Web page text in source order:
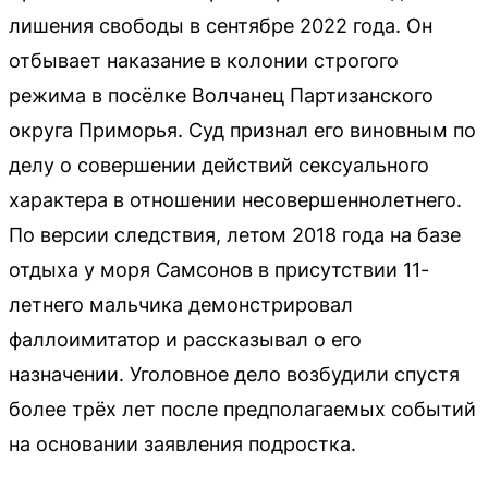
лишения свободы в сентябре 2022 года. Он
отбывает наказание в колонии строгого
режима в посёлке Волчанец Партизанского
округа Приморья. Суд признал его виновным по
делу о совершении действий сексуального
характера в отношении несовершеннолетнего.
По версии следствия, летом 2018 года на базе
отдыха у моря Самсонов в присутствии 11-
летнего мальчика демонстрировал
фаллоимитатор и рассказывал о его
назначении. Уголовное дело возбудили спустя
более трёх лет после предполагаемых событий
на основании заявления подростка.